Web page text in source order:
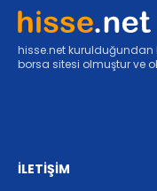
hisse.net kurulduğundan
borsa sitesi olmuştur ve
İLETİŞİM